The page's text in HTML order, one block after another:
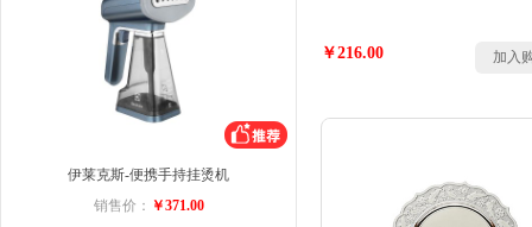
伊莱克斯-便携手持挂烫机
销售价： ￥371.00
￥216.00 加入